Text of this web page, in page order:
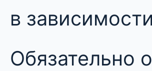
в
Обязательно